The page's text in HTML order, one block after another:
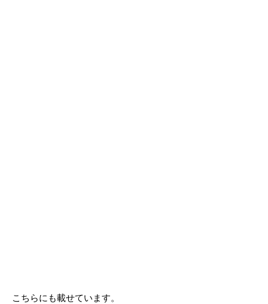
こちらにも載せています。